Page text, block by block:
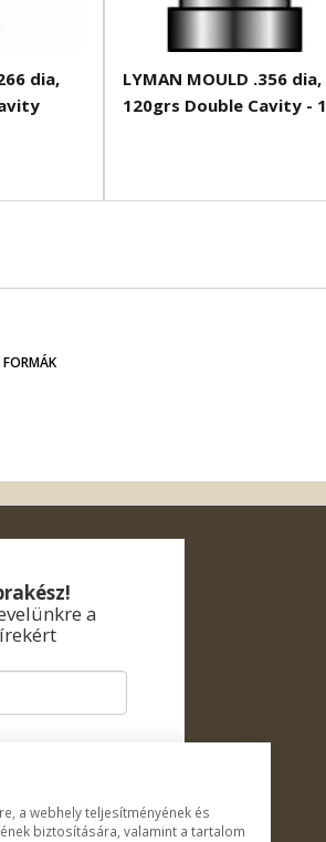
dia,
LYMAN MOULD .356 dia,
120grs Double Cavity - 1
a
a webhely teljesítményének és
biztosítására, valamint a tartalom